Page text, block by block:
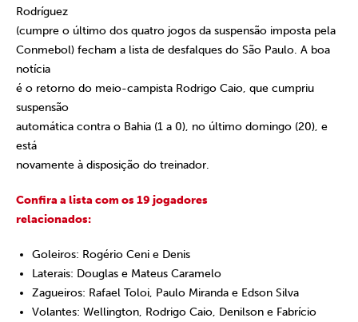
Rodríguez
(cumpre o último dos quatro jogos da suspensão imposta pela
Conmebol) fecham a lista de desfalques do São Paulo. A boa
notícia
é o retorno do meio-campista Rodrigo Caio, que cumpriu
suspensão
automática contra o Bahia (1 a 0), no último domingo (20), e
está
novamente à disposição do treinador.
Confira a lista com os 19 jogadores
relacionados:
Goleiros: Rogério Ceni e Denis
Laterais: Douglas e Mateus Caramelo
Zagueiros: Rafael Toloi, Paulo Miranda e Edson Silva
Volantes: Wellington, Rodrigo Caio, Denilson e Fabrício